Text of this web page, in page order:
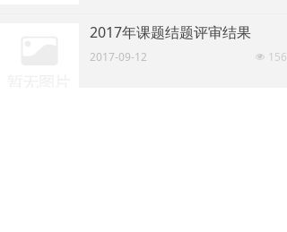
2017年课题结题评审结果
넶 156
2017-09-12